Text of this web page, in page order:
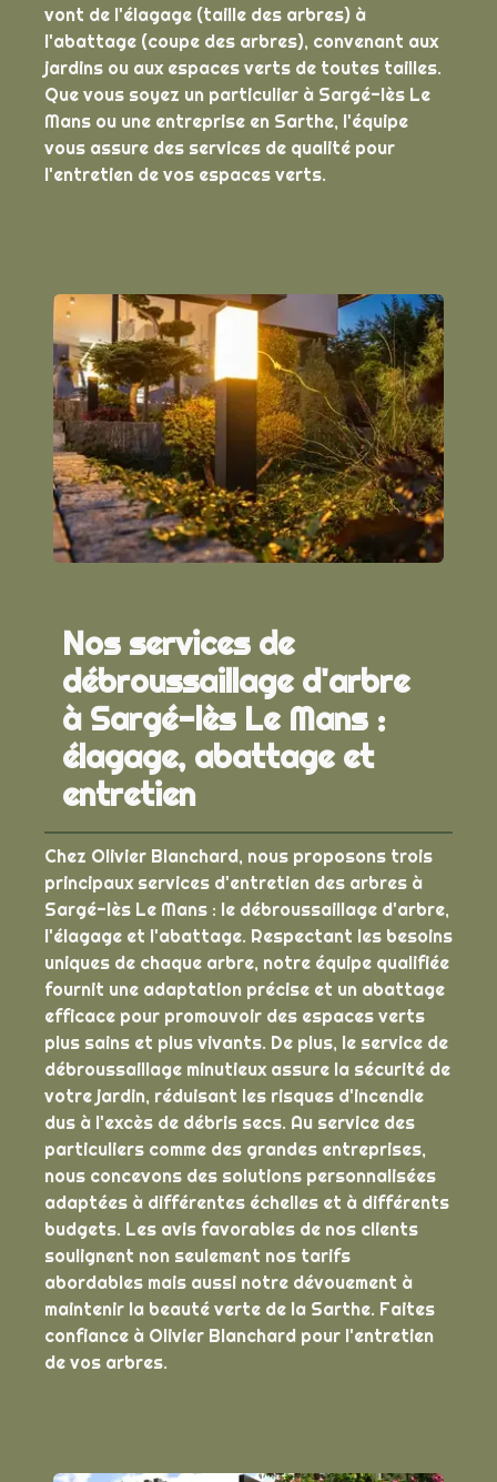
vont de l'élagage (taille des arbres) à
l'abattage (coupe des arbres), convenant aux
jardins ou aux espaces verts de toutes tailles.
Que vous soyez un particulier à Sargé-lès Le
Mans ou une entreprise en Sarthe, l'équipe
vous assure des services de qualité pour
l'entretien de vos espaces verts.
Nos services de
débroussaillage d'arbre
à Sargé-lès Le Mans :
élagage, abattage et
entretien
Chez Olivier Blanchard, nous proposons trois
principaux services d'entretien des arbres à
Sargé-lès Le Mans : le débroussaillage d'arbre,
l'élagage et l'abattage. Respectant les besoins
uniques de chaque arbre, notre équipe qualifiée
fournit une adaptation précise et un abattage
efficace pour promouvoir des espaces verts
plus sains et plus vivants. De plus, le service de
débroussaillage minutieux assure la sécurité de
votre jardin, réduisant les risques d'incendie
dus à l'excès de débris secs. Au service des
particuliers comme des grandes entreprises,
nous concevons des solutions personnalisées
adaptées à différentes échelles et à différents
budgets. Les avis favorables de nos clients
soulignent non seulement nos tarifs
abordables mais aussi notre dévouement à
maintenir la beauté verte de la Sarthe. Faites
confiance à Olivier Blanchard pour l'entretien
de vos arbres.